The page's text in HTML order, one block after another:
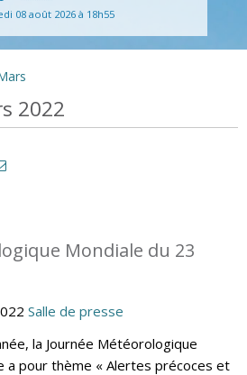
08 août 2026 à 18h55
2022
Mondiale du 23
Salle de presse
la Journée Météorologique
a pour thème « Alertes précoces et